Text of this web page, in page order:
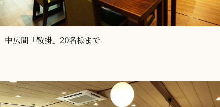
中広間「鞍掛」20名様まで